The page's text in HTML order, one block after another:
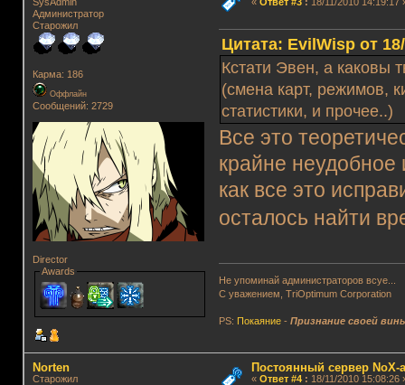
Администратор
Старожил
Карма: 186
Оффлайн
Сообщений: 2729
Director
Awards
Цитата: EvilWisp от
Кстати Эвен, а каковы
(смена карт, режимов,
статистики, и прочее..)
Все это
крайне
как все это
осталось найти
Не упоминай администраторов всуе...
С уважением, TriOptimum Corporation
PS: Покаяние -Признание своей
Norten
Старожил
Постоянный сервер NoX-а
« Ответ #4: 18/11/2010 15:08:26